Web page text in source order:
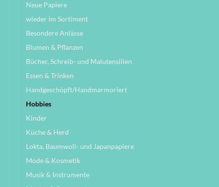
Neue Papiere
wieder im Sortiment
Besondere Anlässe
Blumen & Pflanzen
Bücher, Schreib- und Malutensilien
Essen & Trinken
Handgeschöpft/Handmarmoriert
Hobbies
Kinder
Küche & Herd
Lokta, Baumwoll- und Japanpapiere
Mode & Kosmetik
Musik & Instrumente